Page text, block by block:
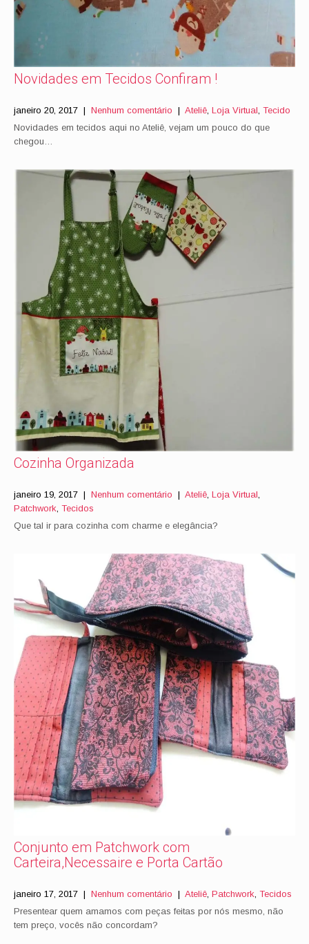
Novidades em Tecidos Confiram !
janeiro 20, 2017 | Nenhum comentário | Ateliê, Loja Virtual, Tecido
Novidades em tecidos aqui no Ateliê, vejam um pouco do que
chegou…
Cozinha Organizada
janeiro 19, 2017 | Nenhum comentário | Ateliê, Loja Virtual,
Patchwork, Tecidos
Que tal ir para cozinha com charme e elegância?
Conjunto em Patchwork com
Carteira,Necessaire e Porta Cartão
janeiro 17, 2017 | Nenhum comentário | Ateliê, Patchwork, Tecidos
Presentear quem amamos com peças feitas por nós mesmo, não
tem preço, vocês não concordam?